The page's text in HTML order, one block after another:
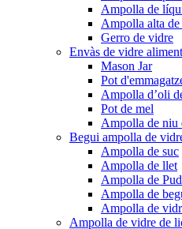
Ampolla de
Ampolla alta
Gerro de vidre
Envàs de vidre
Mason Jar
Pot
Ampolla d’oli
Pot de mel
Ampolla de niu
Begui ampolla de
Ampolla de suc
Ampolla de llet
Ampolla de
Ampolla de
Ampolla de
Ampolla de vidre de